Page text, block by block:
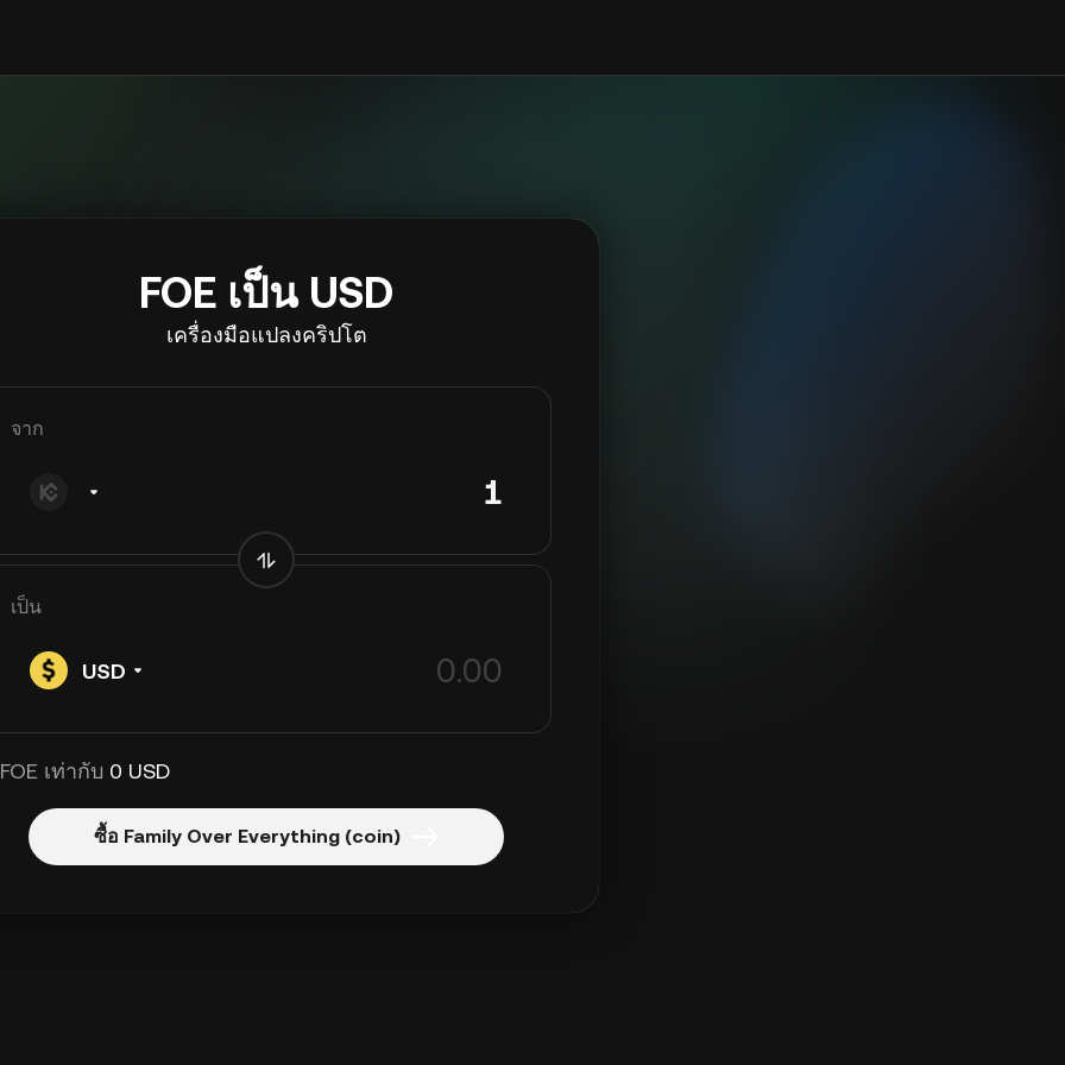
FOE เป็น USD
เครื่องมือแปลงคริปโต
จาก
เป็น
USD
เท่ากับ 0 USD
ซื้อ Family Over Everything (coin)